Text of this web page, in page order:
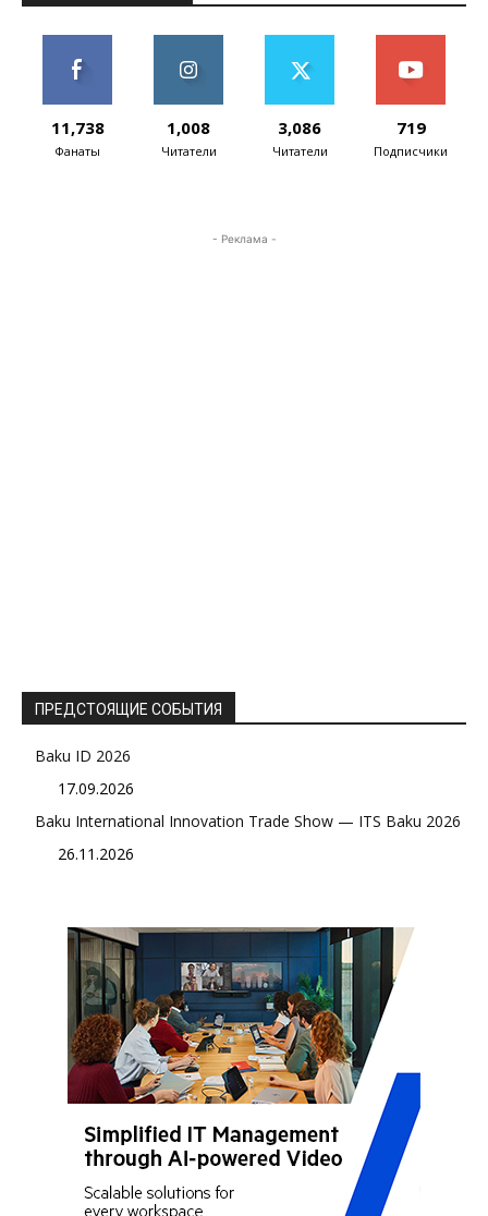
11,738
Фанаты
1,008
Читатели
3,086
Читатели
719
Подписчики
- Реклама -
ПРЕДСТОЯЩИЕ СОБЫТИЯ
Baku ID 2026
17.09.2026
Baku International Innovation Trade Show — ITS Baku 2026
26.11.2026